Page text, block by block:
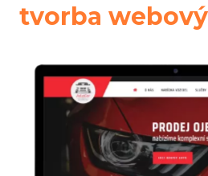
tvorba